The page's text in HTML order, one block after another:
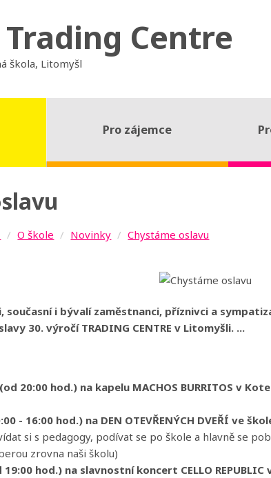
Trading Centre
škola, Litomyšl
Pro zájemce
O škole Novinky Chystáme oslavu
i bývalí zaměstnanci, příznivci a
30. výročí TRADING CENTRE v Litomyšli. ...
20:00 hod.) na kapelu MACHOS BURRITOS v
- 16:00 hod.) na DEN OTEVŘENÝCH DVEŘÍ ve
si s pedagogy, podívat se po škole a hlavně se
zrovna naši školu)
19:00 hod.) na slavnostní koncert CELLO